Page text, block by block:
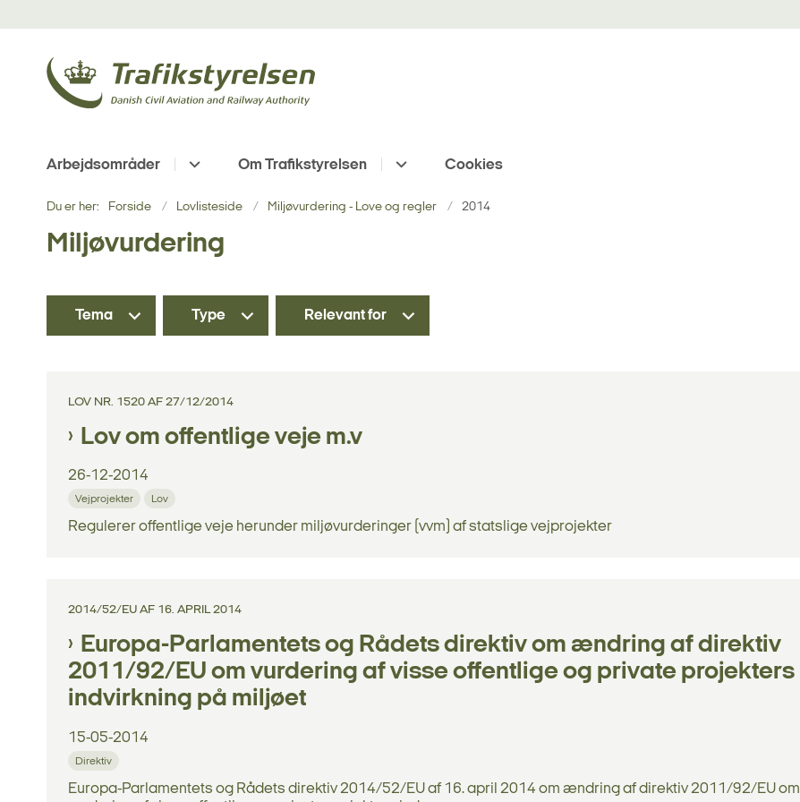
Arbejdsområder Om Trafikstyrelsen Cookies
Du er her: Forside Lovlisteside Miljøvurdering - Love og regler 2014
Miljøvurdering
Tema Type Relevant for
LOV NR. 1520 AF 27/12/2014
Lov om offentlige veje m.v
26-12-2014
Vejprojekter Lov
Regulerer offentlige veje herunder miljøvurderinger (vvm) af statslige vejprojekter
2014/52/EU AF 16. APRIL 2014
Europa-Parlamentets og Rådets direktiv om ændring af direktiv
2011/92/EU om vurdering af visse offentlige og private projekters
indvirkning på miljøet
15-05-2014
Direktiv
Europa-Parlamentets og Rådets direktiv 2014/52/EU af 16. april 2014 om ændring af direktiv 2011/92/EU om